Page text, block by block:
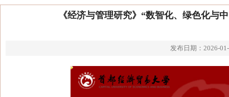
《经济与管理研究》“数智化、绿色化与
发布日期：2026-